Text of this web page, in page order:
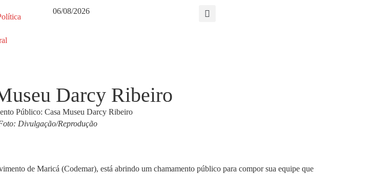
06/08/2026
Darcy Ribeiro
Divulgação/Reprodução
de Maricá (Codemar), está abrindo um chamamento público para compor sua equipe que